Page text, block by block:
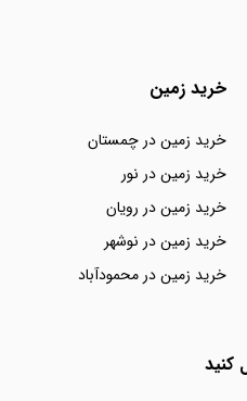
خرید زمین
خرید زمین در چمستان
خرید زمین در نور
خرید زمین در رویان
خرید زمین در نوشهر
خرید زمین در محمودآباد
کنید